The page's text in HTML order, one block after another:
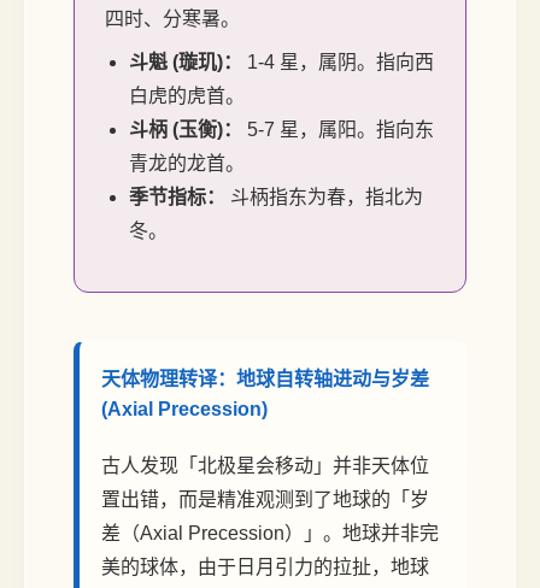
四时、分寒暑。
斗魁 (璇玑)：
1-4 星，属阴。指向西
白虎的虎首。
斗柄 (玉衡)：
5-7 星，属阳。指向东
青龙的龙首。
季节指标：
斗柄指东为春，指北为
冬。
天体物理转译：地球自转轴进动与岁差
(Axial Precession)
古人发现「北极星会移动」并非天体位
置出错，而是精准观测到了地球的「岁
差（Axial Precession）」。地球并非完
美的球体，由于日月引力的拉扯，地球